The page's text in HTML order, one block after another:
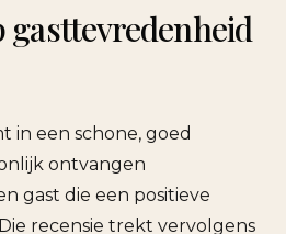
gasttevredenheid
in een schone, goed
ontvangen
gast die een positieve
recensie trekt vervolgens